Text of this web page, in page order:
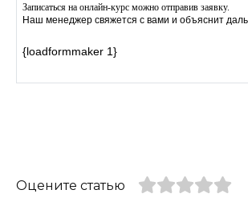
Записаться на онлайн-курс можно отправив заявку.
Наш менеджер свяжется с вами и объяснит
{loadformmaker 1}
Оцените статью